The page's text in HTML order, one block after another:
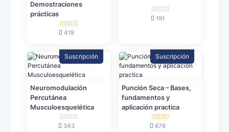
Demostraciones
prácticas
419
191
Suscripción
Neuromodulación
Percutánea
Musculoesquelética
343
Suscripción
Punción Seca – Bases,
fundamentos y
aplicación practica
676